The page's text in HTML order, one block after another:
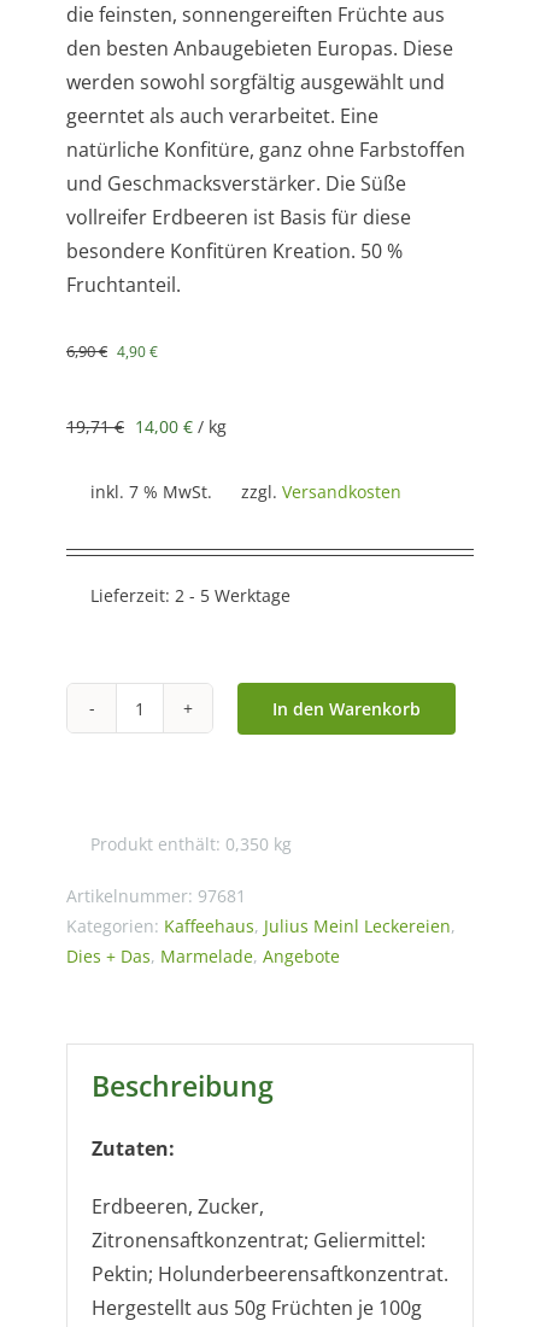
die feinsten, sonnengereiften Früchte aus
den besten Anbaugebieten Europas. Diese
werden sowohl sorgfältig ausgewählt und
geerntet als auch verarbeitet. Eine
natürliche Konfitüre, ganz ohne Farbstoffen
und Geschmacksverstärker. Die Süße
vollreifer Erdbeeren ist Basis für diese
besondere Konfitüren Kreation. 50 %
Fruchtanteil.
6,90€ Ursprünglicher
6,90 €
4,90€Aktueller
4,90 €.
19,71€ 14,00 € / kg
inkl. 7 % MwSt. zzgl. Versandkosten
Lieferzeit: 2 - 5 Werktage
Julius
feine
Erdbeere
Marmelade
-
In den Warenkorb
Produkt enthält: 0,350 kg
Artikelnummer: 97681
Kategorien: Kaffeehaus, Julius Meinl Leckereien,
Dies + Das, Marmelade, Angebote
Beschreibung
Zutaten:
Erdbeeren, Zucker,
Zitronensaftkonzentrat; Geliermittel:
Pektin; Holunderbeerensaftkonzentrat.
Hergestellt aus 50g Früchten je 100g